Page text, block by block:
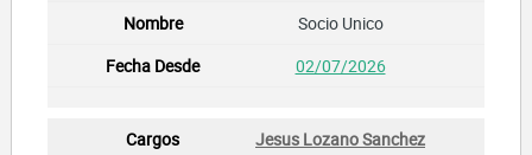
Socio Unico
02/07/2026
Jesus Lozano Sanchez